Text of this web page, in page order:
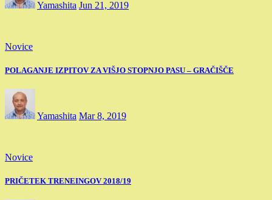
Yamashita Jun 21, 2019
Novice
POLAGANJE IZPITOV ZA VIŠJO STOPNJO PASU – GRAČIŠČE
Yamashita Mar 8, 2019
Novice
PRIČETEK TRENEINGOV 2018/19